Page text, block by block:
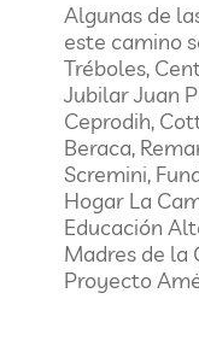
Algunas de
este camino
Tréboles,
Jubilar Juan
Ceprodih,
Beraca,
Scremini,
Hogar La
Educación
Madres de la
Proyecto